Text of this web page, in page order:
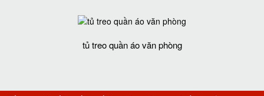
tủ treo quần áo văn phòng